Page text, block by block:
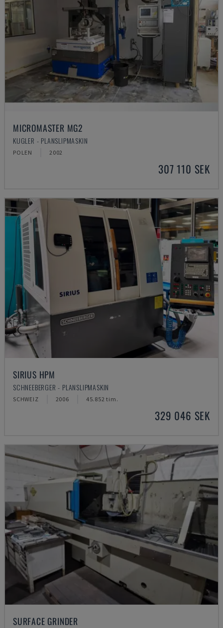
MICROMASTER MG2
KUGLER - PLANSLIPMASKIN
POLEN 2002
307 110 SEK
SIRIUS HPM
SCHNEEBERGER - PLANSLIPMASKIN
SCHWEIZ 2006 45.852 tim.
329 046 SEK
SURFACE GRINDER